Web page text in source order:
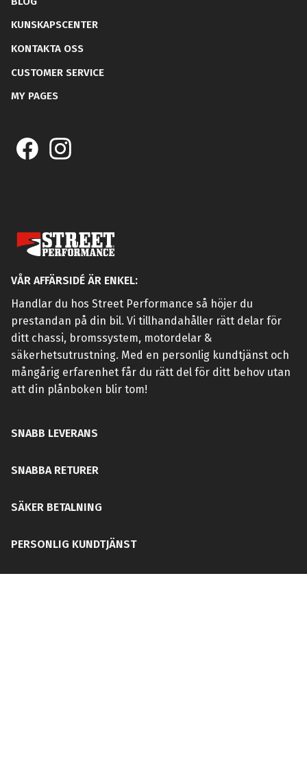
KUNSKAPSCENTER
KONTAKTA OSS
CUSTOMER SERVICE
MY PAGES
VÅR AFFÄRSIDÉ ÄR ENKEL:
Handlar du hos Street Performance så höjer du
prestandan på din bil. Vi tillhandahåller rätt delar för
ditt chassi, bromssystem, motordelar &
säkerhetsutrustning. Med en personlig kundtjänst och
mångårig erfarenhet får du rätt del för ditt behov utan
att din plånboken blir tom!
SNABB LEVERANS
SNABBA RETURER
SÄKER BETALNING
PERSONLIG KUNDTJÄNST